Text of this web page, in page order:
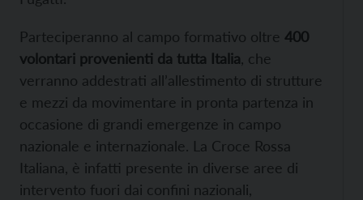
Parteciperanno al campo formativo oltre 400
volontari provenienti da tutta Italia , che
verranno addestrati all’allestimento di strutture
e mezzi da movimentare in pronta partenza in
occasione di grandi emergenze in campo
nazionale e internazionale. La Croce Rossa
Italiana, è infatti presente in diverse aree di
intervento fuori dai confini nazionali,